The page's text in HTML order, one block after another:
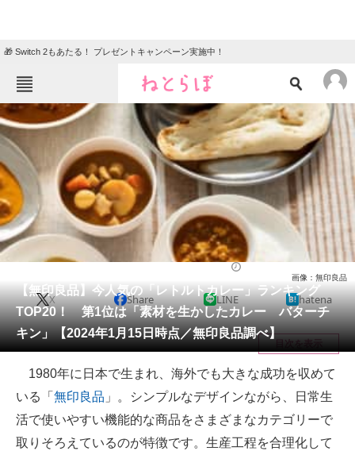
🎁 Switch 2もあたる！ プレゼントキャンペーン実施中！
ねとらぼメニュー
TOP ニュース
エンタメ クイズ
グルメ
住まい 教育・育児
リサーチ
会員記事
メディア
注目記事を集めた総合ページ
ITの今と未来を見通す
スマホと通信の最新トレンド
【無印良品】今人気の「レトルトカレー」ランキング
TOP20！ 第1位は「素材を生かしたカレー バターチ
キン」【2024年1月15日時点／無印良品調べ】
画像：無印良品
X Share LINE hatena
目次を表示
1980年に日本で生まれ、海外でも大きな成功を収めて
いる「 無印良品 」。シンプルなデザインながら、日常生
活で使いやすい機能的な商品をさまざまなカテゴリーで
取りそろえているのが特徴です。生産工程を合理化して